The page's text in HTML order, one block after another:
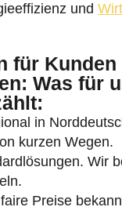
und
für Kunden
Was für
in
kurzen Wegen.
Wir
Preise